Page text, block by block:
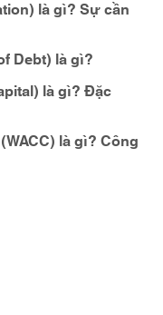
là gì? Sự cần
Debt) là gì?
là gì? Đặc
là gì? Công